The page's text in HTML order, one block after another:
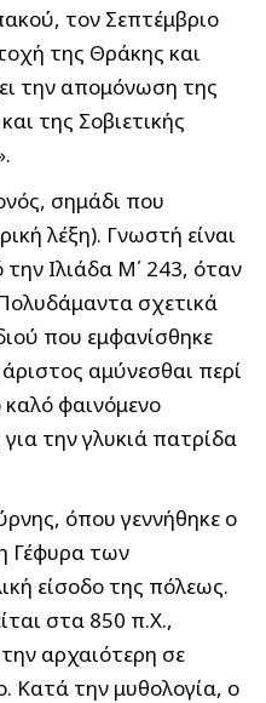
τον Σεπτέμβριο
της Θράκης και
την απομόνωση της
της Σοβιετικής
σημάδι που
λέξη). Γνωστή είναι
Ιλιάδα Μ΄ 243, όταν
σχετικά
που εμφανίσθηκε
αμύνεσθαι περί
φαινόμενο
την γλυκιά πατρίδα
όπου γεννήθηκε ο
Γέφυρα των
είσοδο της πόλεως.
στα 850 π.Χ.,
αρχαιότερη σε
Κατά την μυθολογία, ο